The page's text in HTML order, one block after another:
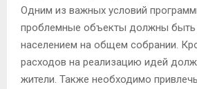
Одним из важных условий
проблемные объекты должны
населением на общем собрании.
расходов на реализацию идей
жители. Также необходимо